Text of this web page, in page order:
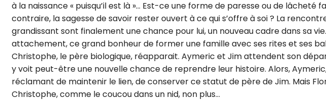
à la naissance « puisqu’il est là »… Est-ce une forme de paresse ou de lâcheté
contraire, la sagesse de savoir rester ouvert à ce qui s’offre à soi ? La
grandissant sont finalement une chance pour lui, un nouveau cadre dans sa
attachement, ce grand bonheur de former une famille avec ses rites et ses
Christophe, le père biologique, réapparait. Aymeric et Jim attendent son
y voit peut-être une nouvelle chance de reprendre leur histoire. Alors, Aymeric,
réclamant de maintenir le lien, de conserver ce statut de père de Jim. Mais
Christophe, comme le coucou dans un nid, non plus…